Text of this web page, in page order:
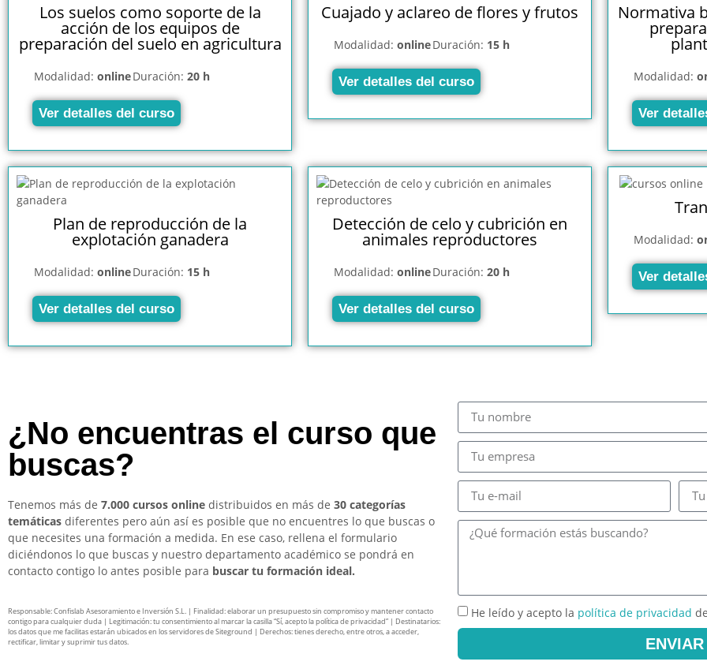
Los suelos como soporte de la
acción de los equipos de
preparación del suelo en agricultura
Modalidad: onlineDuración: 20 h
Ver detalles del curso
Cuajado y aclareo de flores y frutos
Modalidad: onlineDuración: 15 h
Ver detalles del curso
Normativa
Modalidad:
Ver
Plan de reproducción de la
explotación ganadera
Modalidad: onlineDuración: 15 h
Ver detalles del curso
Detección de celo y cubrición en
animales reproductores
Modalidad: onlineDuración: 20 h
Ver detalles del curso
Modalidad:
Ver
¿No encuentras el curso que
buscas?
Tenemos más de 7.000 cursos online distribuidos en más de 30 categorías
temáticas diferentes pero aún así es posible que no encuentres lo que buscas o
que necesites una formación a medida. En ese caso, rellena el formulario
diciéndonos lo que buscas y nuestro departamento académico se pondrá en
contacto contigo lo antes posible para buscar tu formación ideal.
Responsable: Confislab Asesoramiento e Inversión S.L. | Finalidad: elaborar un presupuesto sin compromiso y mantener contacto
contigo para cualquier duda | Legitimación: tu consentimiento al marcar la casilla “Sí, acepto la política de privacidad” | Destinatarios:
los datos que me facilitas estarán ubicados en los servidores de Siteground | Derechos: tienes derecho, entre otros, a acceder,
rectificar, limitar y suprimir tus datos.
He leído y acepto la política de privacidad
ENVIAR